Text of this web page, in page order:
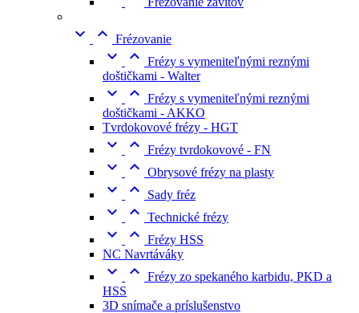
  Frézovanie
  Frézy s vymeniteľnými reznými
doštičkami - Walter
  Frézy s vymeniteľnými reznými
doštičkami - AKKO
Tvrdokovové frézy - HGT
  Frézy tvrdokovové - FN
  Obrysové frézy na plasty
  Sady fréz
  Technické frézy
  Frézy HSS
NC Navrtáváky
  Frézy zo spekaného karbidu, PKD a
HSS
3D snímače a príslušenstvo